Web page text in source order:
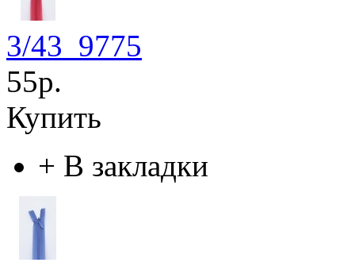
3/43_9775
55р.
Купить
+ В закладки